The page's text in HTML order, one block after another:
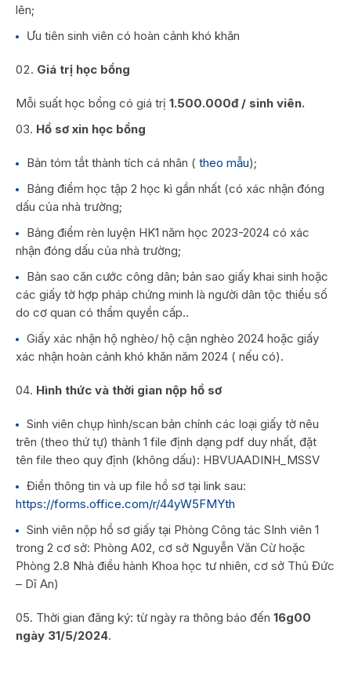
lên;
Ưu tiên sinh viên có hoàn cảnh khó khăn
Giá trị học bổng
Mỗi suất học bổng có giá trị 1.500.000đ / sinh viên.
Hồ sơ xin học bổng
Bản tóm tắt thành tích cá nhân ( theo mẫu);
Bảng điểm học tập 2 học kì gần nhất (có xác nhận đóng
dấu của nhà trường;
Bảng điểm rèn luyện HK1 năm học 2023-2024 có xác
nhận đóng dấu của nhà trường;
Bản sao căn cước công dân; bản sao giấy khai sinh hoặc
các giấy tờ hợp pháp chứng minh là người dân tộc thiểu số
do cơ quan có thẩm quyền cấp..
Giấy xác nhận hộ nghèo/ hộ cận nghèo 2024 hoặc giấy
xác nhận hoàn cảnh khó khăn năm 2024 ( nếu có).
Hình thức và thời gian nộp hồ sơ
Sinh viên chụp hình/scan bản chính các loại giấy tờ nêu
trên (theo thứ tự) thành 1 file định dạng pdf duy nhất, đặt
tên file theo quy định (không dấu): HBVUAADINH_MSSV
Điền thông tin và up file hồ sơ tại link sau:
https://forms.office.com/r/44yW5FMYth
Sinh viên nộp hồ sơ giấy tại Phòng Công tác SInh viên 1
trong 2 cơ sở: Phòng A02, cơ sở Nguyễn Văn Cừ hoặc
Phòng 2.8 Nhà điều hành Khoa học tư nhiên, cơ sở Thủ Đức
– Dĩ An)
Thời gian đăng ký: từ ngày ra thông báo đến 16g00
ngày 31/5/2024.